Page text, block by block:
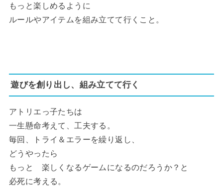
もっと楽しめるように
ルールやアイテムを組み立てて行くこと。
遊びを創り出し、組み立てて行く
アトリエっ子たちは
一生懸命考えて、工夫する。
毎回、トライ＆エラーを繰り返し、
どうやったら
もっと 楽しくなるゲームになるのだろうか？と
必死に考える。